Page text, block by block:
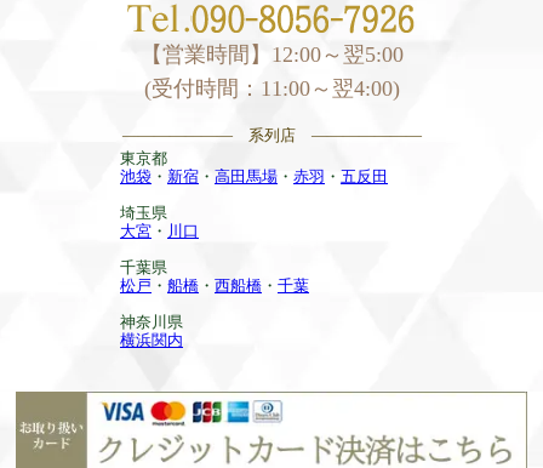
【営業時間】12:00～翌5:00
(受付時間：11:00～翌4:00)
——————— 系列店 ———————
東京都
池袋 ・ 新宿 ・ 高田馬場 ・ 赤羽 ・ 五反田
埼玉県
大宮 ・ 川口
千葉県
松戸 ・ 船橋 ・ 西船橋 ・ 千葉
神奈川県
横浜関内